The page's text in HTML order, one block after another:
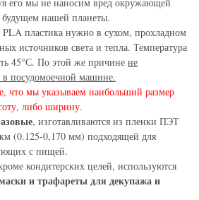
будущем нашей планеты.
PLA пластика нужно в сухом, прохладном
источников света и тепла. Температура
45°С. По этой же причине не
в посудомоечной машине.
что мы указываем наибольший размер
либо ширину.
, изготавливаются из пленки ПЭТ
(0.125-0,170 мм) подходящей для
с пищей.
кондитерских целей, используются
и трафареты для декупажа и